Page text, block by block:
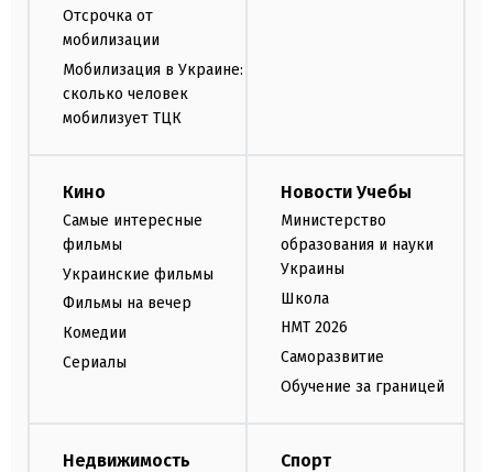
Отсрочка от
мобилизации
Мобилизация в Украине:
сколько человек
мобилизует ТЦК
Кино
Самые интересные
фильмы
Украинские фильмы
Фильмы на вечер
Комедии
Сериалы
Новости Учебы
Министерство
образования и науки
Украины
Школа
НМТ 2026
Саморазвитие
Обучение за границей
Недвижимость Спорт